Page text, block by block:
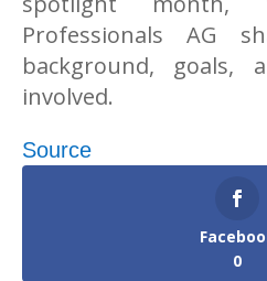
Professionals AG
background,
involved.
Source
0